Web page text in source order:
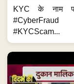
KYC के नाम
#KYCScam...